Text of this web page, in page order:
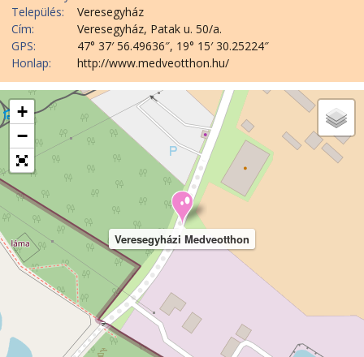
Település:
Veresegyház
Cím:
Veresegyház, Patak u. 50/a.
GPS:
47° 37′ 56.49636″, 19° 15′ 30.25224″
Honlap:
http://www.medveotthon.hu/
Veresegyházi Medveotthon
+
−